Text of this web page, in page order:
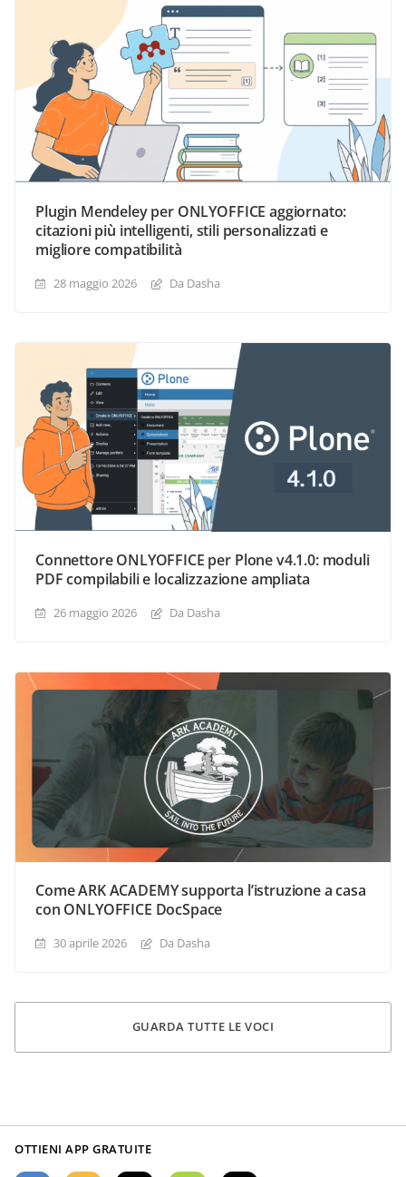
Plugin Mendeley per ONLYOFFICE aggiornato:
citazioni più intelligenti, stili personalizzati e
migliore compatibilità
28 maggio 2026 Da Dasha
Connettore ONLYOFFICE per Plone v4.1.0: moduli
PDF compilabili e localizzazione ampliata
26 maggio 2026 Da Dasha
Come ARK ACADEMY supporta l’istruzione a casa
con ONLYOFFICE DocSpace
30 aprile 2026 Da Dasha
GUARDA TUTTE LE VOCI
OTTIENI APP GRATUITE